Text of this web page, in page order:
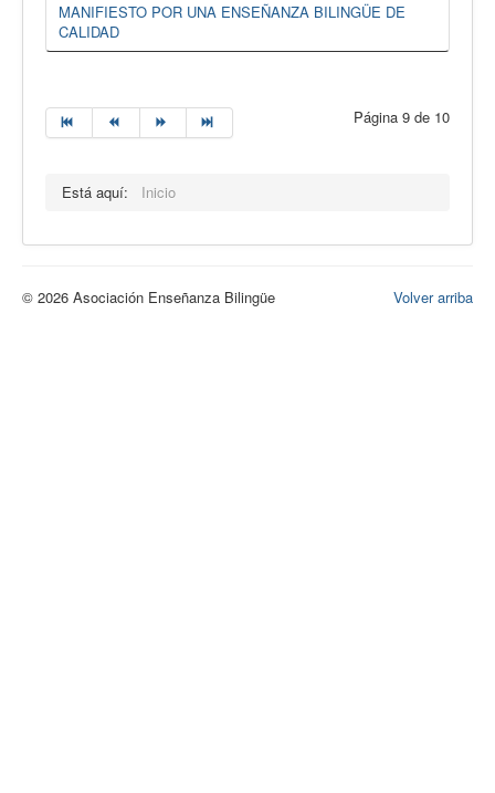
MANIFIESTO POR UNA ENSEÑANZA BILINGÜE DE
CALIDAD
Página 9 de 10
Está aquí: Inicio
Volver arriba
© 2026 Asociación Enseñanza Bilingüe